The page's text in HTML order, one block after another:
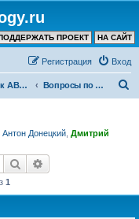
НА САЙТ
ПРОЕКТ
Вход
Регистрация
ВОПРОСЫ к АВТОРУ КАНАЛА и ХОЗЯИНУ ФОРУМА Вопросы по теме религии
Антон Донецкий Дмитрий
Поиск
1